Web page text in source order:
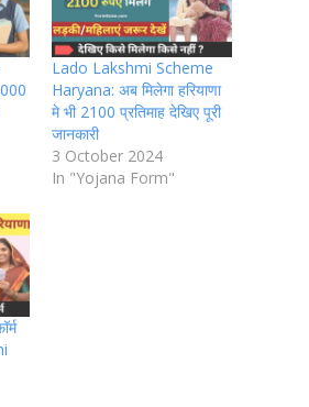
Lado Lakshmi Scheme
Haryana: अब मिलेगा हरियाणा
मे भी 2100 प्रतिमाह देखिए पूरी
जानकारी
3 October 2024
In "Yojana Form"